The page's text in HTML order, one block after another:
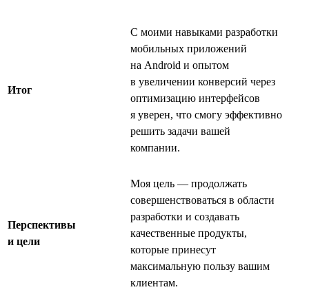
Итог
С моими навыками разработки
мобильных приложений
на Android и опытом
в увеличении конверсий через
оптимизацию интерфейсов
я уверен, что смогу эффективно
решить задачи вашей
компании.
Перспективы
и цели
Моя цель — продолжать
совершенствоваться в области
разработки и создавать
качественные продукты,
которые принесут
максимальную пользу вашим
клиентам.